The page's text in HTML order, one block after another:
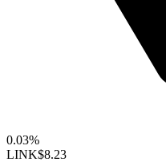
0.03%
LINK$8.23